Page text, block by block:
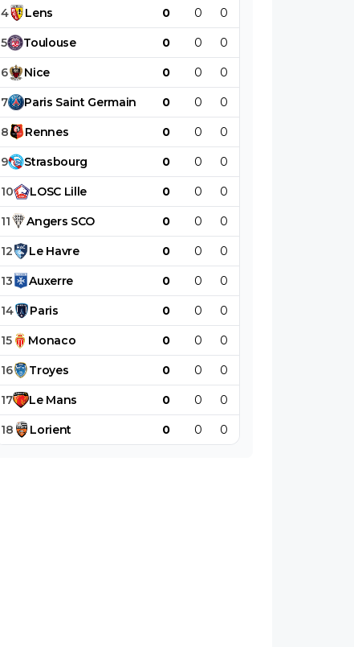
4 Lens 0 0 0
5 Toulouse 0 0 0
6 Nice 0 0 0
7 Paris Saint Germain 0 0 0
8 Rennes 0 0 0
9 Strasbourg 0 0 0
10 LOSC Lille 0 0 0
11 Angers SCO 0 0 0
12 Le Havre 0 0 0
13 Auxerre 0 0 0
14 Paris 0 0 0
15 Monaco 0 0 0
16 Troyes 0 0 0
17 Le Mans 0 0 0
18 Lorient 0 0 0